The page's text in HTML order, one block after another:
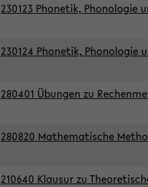
230123 Phonetik, Phonologie
230124 Phonetik, Phonologie
280401 Übungen zu
280820 Mathematische
210640 Klausur zu